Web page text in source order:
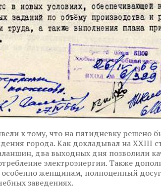
к тому, что на пятидневку решено
города. Как докладывал на XXIII
два выходных дня позволили
электроэнергии. Также
особенно женщинам, полноценный
заведениях.